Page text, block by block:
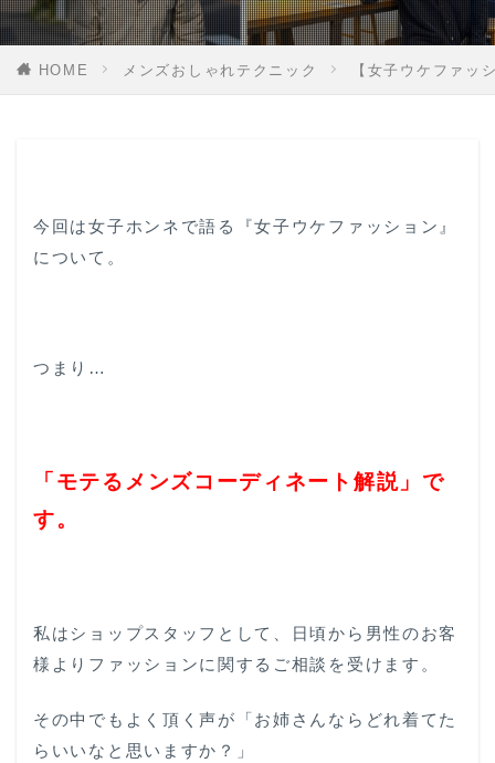
HOME メンズおしゃれテクニック 【女子ウケファッ
今回は女子ホンネで語る『女子ウケファッション』
について。
つまり…
「モテるメンズコーディネート解説」で
す。
私はショップスタッフとして、日頃から男性のお客
様よりファッションに関するご相談を受けます。
その中でもよく頂く声が「お姉さんならどれ着てた
らいいなと思いますか？」